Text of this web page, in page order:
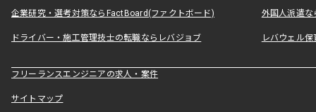
企業研究・選考対策ならFactBoard(ファクトボード) 外国人派遣な
ドライバー・施工管理技士の転職ならレバジョブ レバウェル
フリーランスエンジニアの求人・案件
サイトマップ